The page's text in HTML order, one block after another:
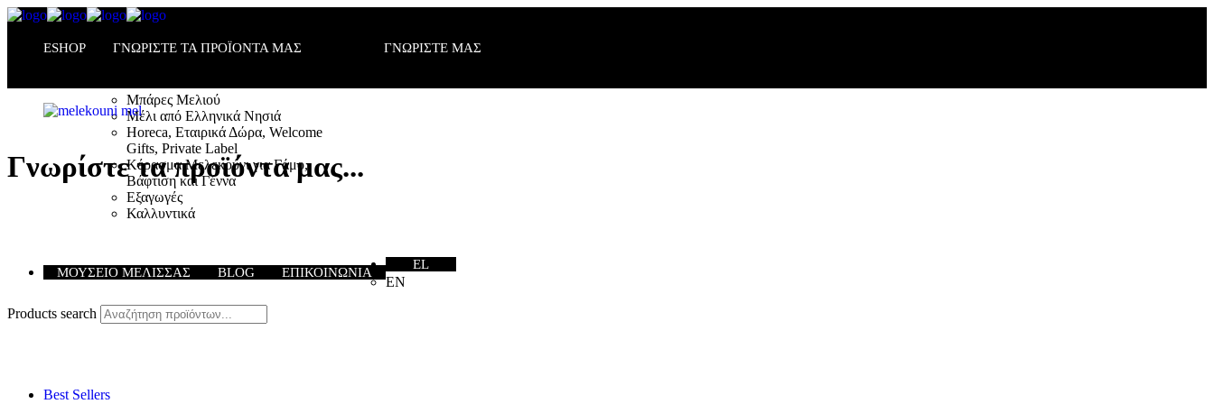
ESHOP ΓΝΩΡΙΣΤΕ ΤΑ ΠΡΟΪΟΝΤΑ ΜΑΣ
Μπάρες Μελιού
Μέλι από Ελληνικά Νησιά
Horeca, Εταιρικά Δώρα, Welcome
Gifts, Private Label
Κέρασμα Μελεκούνι για Γάμο,
Βάφτιση και Γέννα
Εξαγωγές
Καλλυντικά
ΓΝΩΡΙΣΤΕ ΜΑΣ
ΜΟΥΣΕΙΟ ΜΕΛΙΣΣΑΣ BLOG ΕΠΙΚΟΙΝΩΝΙΑ
EL
EN
Products search
Γνωρίστε τα προϊόντα μας...
Best Sellers